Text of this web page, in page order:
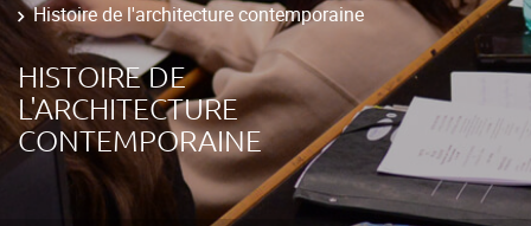
Histoire de l'architecture contemporaine
HISTOIRE DE
L'ARCHITECTURE
CONTEMPORAINE